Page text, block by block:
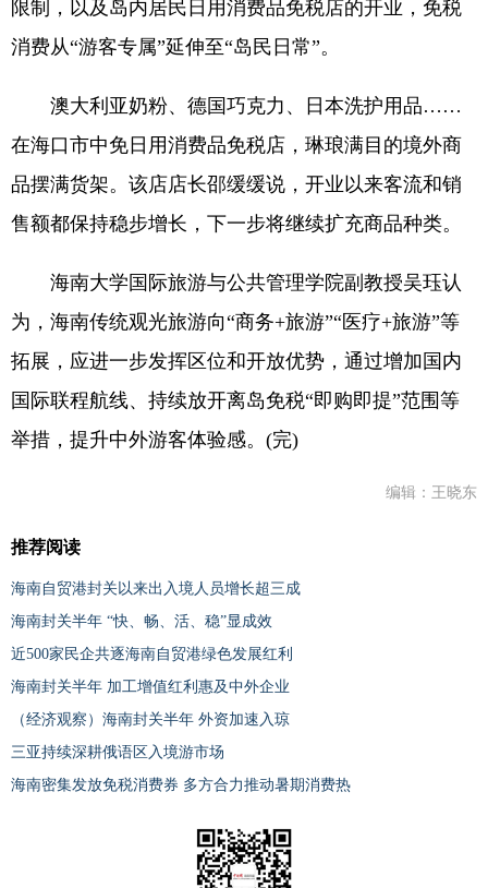
限制，以及岛内居民日用消费品免税店的开业，免税
消费从“游客专属”延伸至“岛民日常”。
澳大利亚奶粉、德国巧克力、日本洗护用品……
在海口市中免日用消费品免税店，琳琅满目的境外商
品摆满货架。该店店长邵缓缓说，开业以来客流和销
售额都保持稳步增长，下一步将继续扩充商品种类。
海南大学国际旅游与公共管理学院副教授吴珏认
为，海南传统观光旅游向“商务+旅游”“医疗+旅游”等
拓展，应进一步发挥区位和开放优势，通过增加国内
国际联程航线、持续放开离岛免税“即购即提”范围等
举措，提升中外游客体验感。(完)
编辑：王晓东
推荐阅读
海南自贸港封关以来出入境人员增长超三成
海南封关半年 “快、畅、活、稳”显成效
近500家民企共逐海南自贸港绿色发展红利
海南封关半年 加工增值红利惠及中外企业
（经济观察）海南封关半年 外资加速入琼
三亚持续深耕俄语区入境游市场
海南密集发放免税消费券 多方合力推动暑期消费热